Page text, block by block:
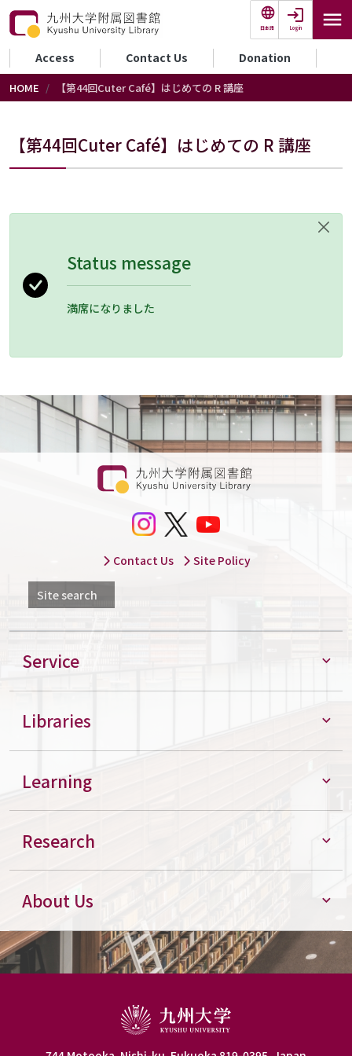
Skip to main content
日本語 Login
セカンダリーメニュー
Access Contact Us Donation
HOME 【第44回Cuter Café】はじめての R 講座
【第44回Cuter Café】はじめての R 講座
Status message
満席になりました
Contact Us Site Policy
Site search
Service
Libraries
Learning
Research
About Us